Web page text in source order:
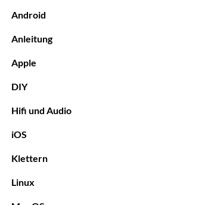
Android
Anleitung
Apple
DIY
Hifi und Audio
iOS
Klettern
Linux